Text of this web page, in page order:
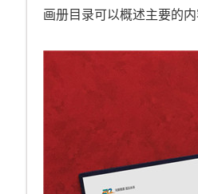
画册目录可以概述主要的